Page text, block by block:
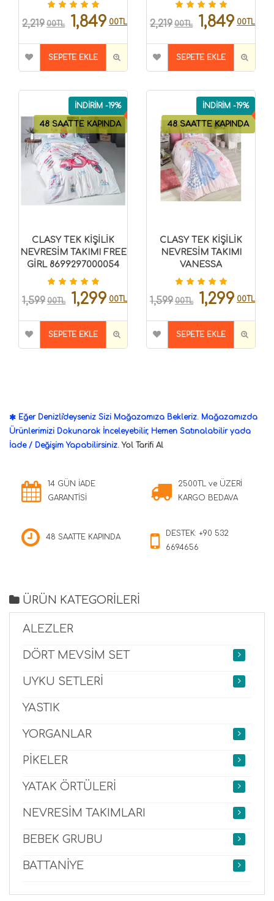
2,219 00TL 1,849 00TL 2,219 00TL 1,849 00TL
48 SAATTE KAPINDA
İNDİRİM -19%
CLASY TEK KİŞİLİK
NEVRESİM TAKIMI FREE
GİRL 8699297000054
1,599 00TL 1,299 00TL
48 SAATTE KAPINDA
İNDİRİM -19%
CLASY TEK KİŞİLİK
NEVRESİM TAKIMI
VANESSA
8699297000070
1,599 00TL 1,299 00TL
Eğer Denizli'deyseniz Sizi Mağazamıza Bekleriz. Mağazamızda
Ürünlerimizi Dokunarak İnceleyebilir, Hemen Satınalabilir yada
İade / Değişim Yapabilirsiniz. Yol Tarifi Al
14 GÜN İADE
GARANTİSİ
2500TL ve ÜZERİ
KARGO BEDAVA
48 SAATTE KAPINDA
DESTEK: +90 532
6694656
ÜRÜN KATEGORİLERİ
ALEZLER
DÖRT MEVSİM SET
UYKU SETLERİ
YASTIK
YORGANLAR
PİKELER
YATAK ÖRTÜLERİ
NEVRESİM TAKIMLARI
BEBEK GRUBU
BATTANİYE